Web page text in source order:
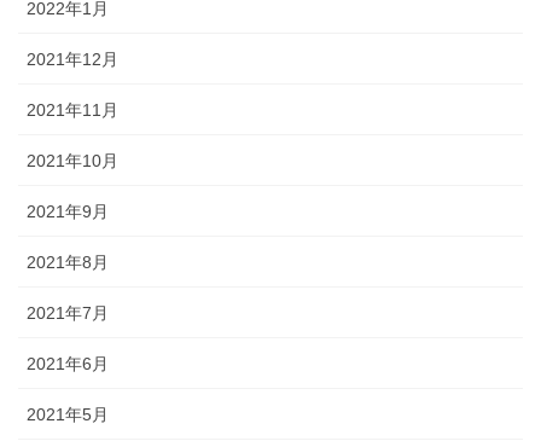
2022年1月
2021年12月
2021年11月
2021年10月
2021年9月
2021年8月
2021年7月
2021年6月
2021年5月